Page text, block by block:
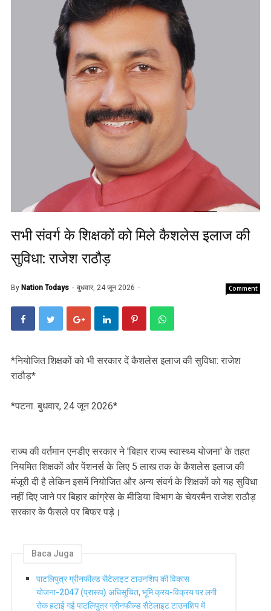
सभी संवर्ग के शिक्षकों को मिले कैशलेस इलाज की
सुविधा: राजेश राठौड़
By Nation Todays बुधवार, 24 जून 2026 Comment
*नियोजित शिक्षकों को भी सरकार दें कैशलेस इलाज की सुविधा: राजेश
राठौड़*
*पटना. बुधवार, 24 जून 2026*
राज्य की वर्तमान एनडीए सरकार ने 'बिहार राज्य स्वास्थ्य योजना' के तहत
नियमित शिक्षकों और पेंशनर्स के लिए 5 लाख तक के कैशलेस इलाज की
मंजूरी दी है लेकिन इसमें नियोजित और अन्य संवर्ग के शिक्षकों को यह सुविधा
नहीं दिए जाने पर बिहार कांग्रेस के मीडिया विभाग के चेयरमैन राजेश राठौड़
सरकार के फैसले पर बिफर पड़े।
Baca Juga
पाटलिपुत्र ग्रीनफील्ड सैटेलाइट टाउनशिप की विकास
योजना-2047 (प्रारूप) अधिसूचित, भूमि क्रय-विक्रय पर लगी
रोक हटाई गई पाटलिपुत्र ग्रीनफील्ड सैटेलाइट टाउनशिप में